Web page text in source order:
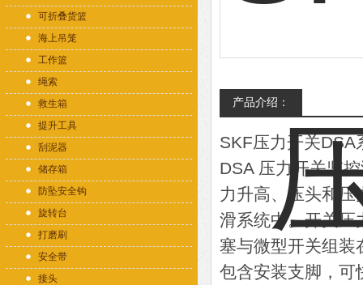
可折叠货篮
海上吊笼
工作篮
绳索
救生箱
提升工具
刮泥器
储存箱
防坠安全钩
旋转台
打磨刷
安全带
接头
产品介绍：
SKF压力开关DSA
DSA 压力开关监
力升高、压头和压
滑系统中。开关压
塞与微型开关组装
包含安装支脚，可